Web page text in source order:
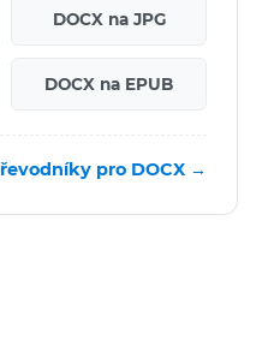
DOCX na JPG
DOCX na EPUB
pro DOCX →